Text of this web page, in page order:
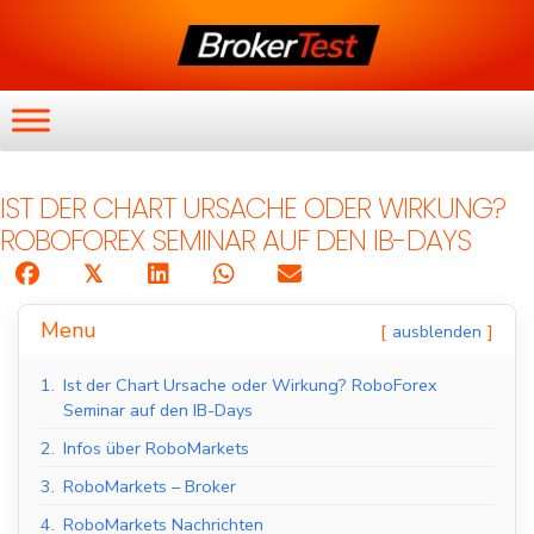
IST DER CHART URSACHE ODER WIRKUNG?
ROBOFOREX SEMINAR AUF DEN IB-DAYS
𝕏
Menu ausblenden
1. Ist der Chart Ursache oder Wirkung? RoboForex
Seminar auf den IB-Days
2. Infos über RoboMarkets
3. RoboMarkets – Broker
4. RoboMarkets Nachrichten